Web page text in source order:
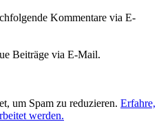
Kommentare via E-
Beiträge via E-Mail.
um Spam zu reduzieren. Erfahre,
werden.